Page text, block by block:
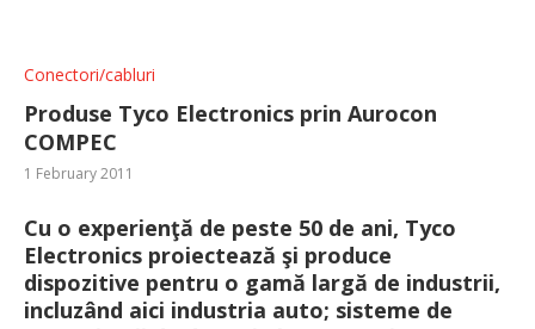
Conectori/cabluri
Produse Tyco Electronics prin Aurocon
COMPEC
1 February 2011
Cu o experienţă de peste 50 de ani, Tyco
Electronics proiectează şi produce
dispozitive pentru o gamă largă de industrii,
incluzând aici industria auto; sisteme de